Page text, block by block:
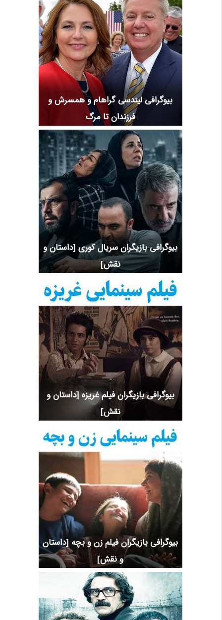
بیوگرافی لیندسی گراهام و همسرش و
فرزندان تا مرگ
بیوگرافی بازیگران سریال کوری [داستان و
نقش]
بیوگرافی بازیگران فیلم غریزه [داستان و
نقش]
بیوگرافی بازیگران فیلم زن و بچه [داستان
و نقش]